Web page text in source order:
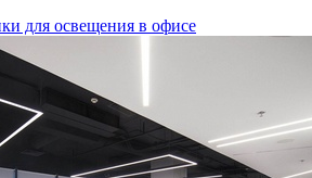
для освещения в офисе